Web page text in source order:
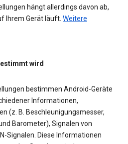
hängt allerdings davon ab,
Ihrem Gerät läuft. Weitere
wird
bestimmen Android-Geräte
Informationen,
(z. B. Beschleunigungsmesser,
Barometer), Signalen von
Signalen. Diese Informationen